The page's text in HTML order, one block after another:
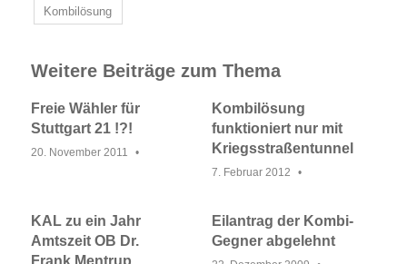
Kombilösung
Weitere Beiträge zum Thema
Freie Wähler für
Stuttgart 21 !?!
20. November 2011
Kombilösung
funktioniert nur mit
Kriegsstraßentunnel
7. Februar 2012
KAL zu ein Jahr
Amtszeit OB Dr.
Frank Mentrup
Eilantrag der Kombi-
Gegner abgelehnt